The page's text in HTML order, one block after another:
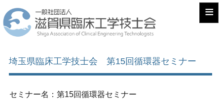
≡
埼玉県臨床工学技士会 第15回循環器セミナー
セミナー名：第15回循環器セミナー